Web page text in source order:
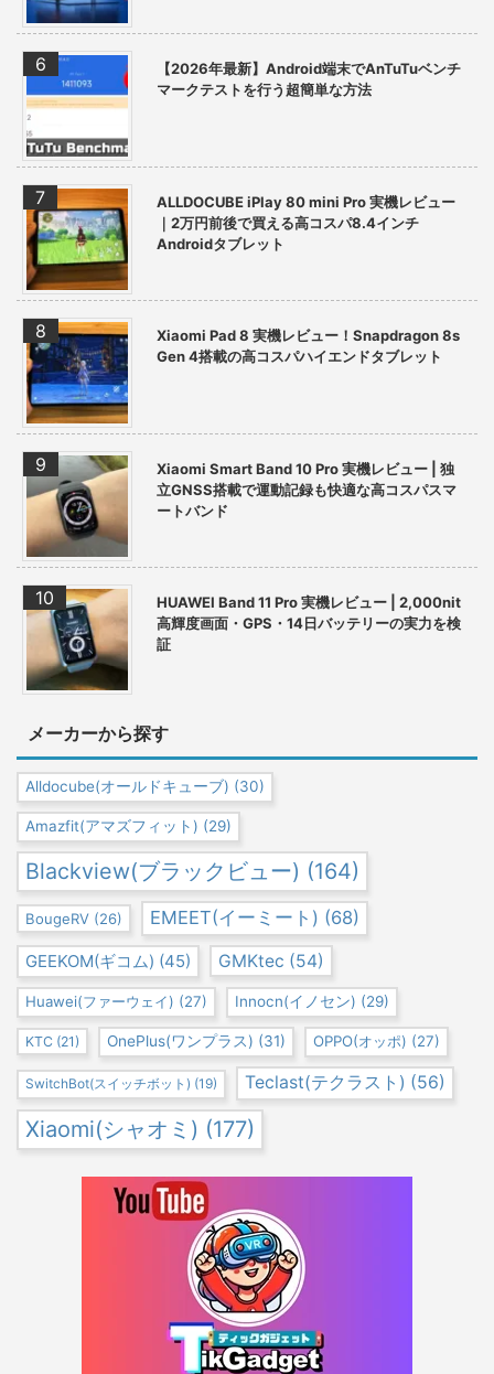
【2026年最新】Android端末でAnTuTuベンチ
マークテストを行う超簡単な方法
ALLDOCUBE iPlay 80 mini Pro 実機レビュー
｜2万円前後で買える高コスパ8.4インチ
Androidタブレット
Xiaomi Pad 8 実機レビュー！Snapdragon 8s
Gen 4搭載の高コスパハイエンドタブレット
Xiaomi Smart Band 10 Pro 実機レビュー | 独
立GNSS搭載で運動記録も快適な高コスパスマ
ートバンド
HUAWEI Band 11 Pro 実機レビュー | 2,000nit
高輝度画面・GPS・14日バッテリーの実力を検
証
メーカーから探す
Alldocube(オールドキューブ) (30)
Amazfit(アマズフィット) (29)
Blackview(ブラックビュー) (164)
BougeRV (26) EMEET(イーミート) (68)
GEEKOM(ギコム) (45) GMKtec (54)
Huawei(ファーウェイ) (27) Innocn(イノセン) (29)
KTC (21) OnePlus(ワンプラス) (31) OPPO(オッポ) (27)
SwitchBot(スイッチボット) (19) Teclast(テクラスト) (56)
Xiaomi(シャオミ) (177)